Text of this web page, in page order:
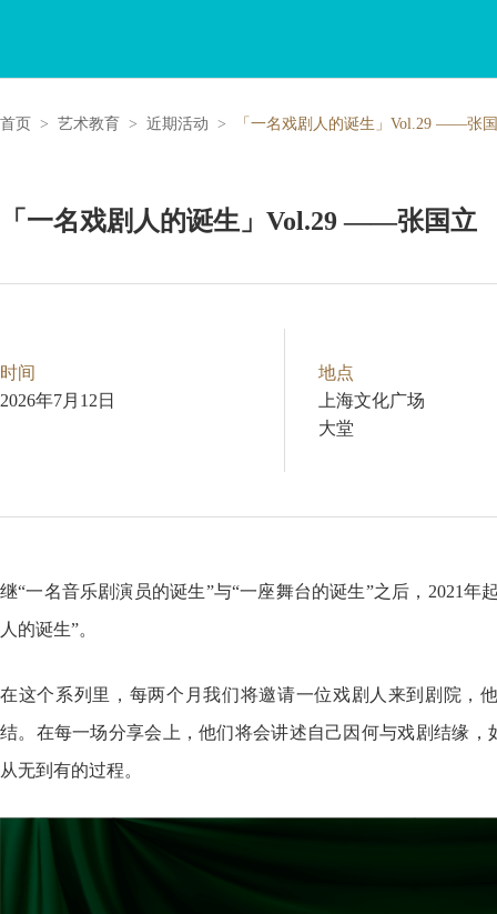
首页 > 艺术教育 > 近期活动 > 「一名戏剧人的诞生」Vol.29 ——张
「一名戏剧人的诞生」Vol.29 ——张国立
时间
2026年7月12日
地点
上海文化广场
大堂
继“一名音乐剧演员的诞生”与“一座舞台的诞生”之后，2021年
人的诞生”。
在这个系列里，每两个月我们将邀请一位戏剧人来到剧院，
结。在每一场分享会上，他们将会讲述自己因何与戏剧结缘
从无到有的过程。